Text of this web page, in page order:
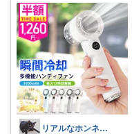
リアルなホンネ〜無添加🌷良いモノ好き